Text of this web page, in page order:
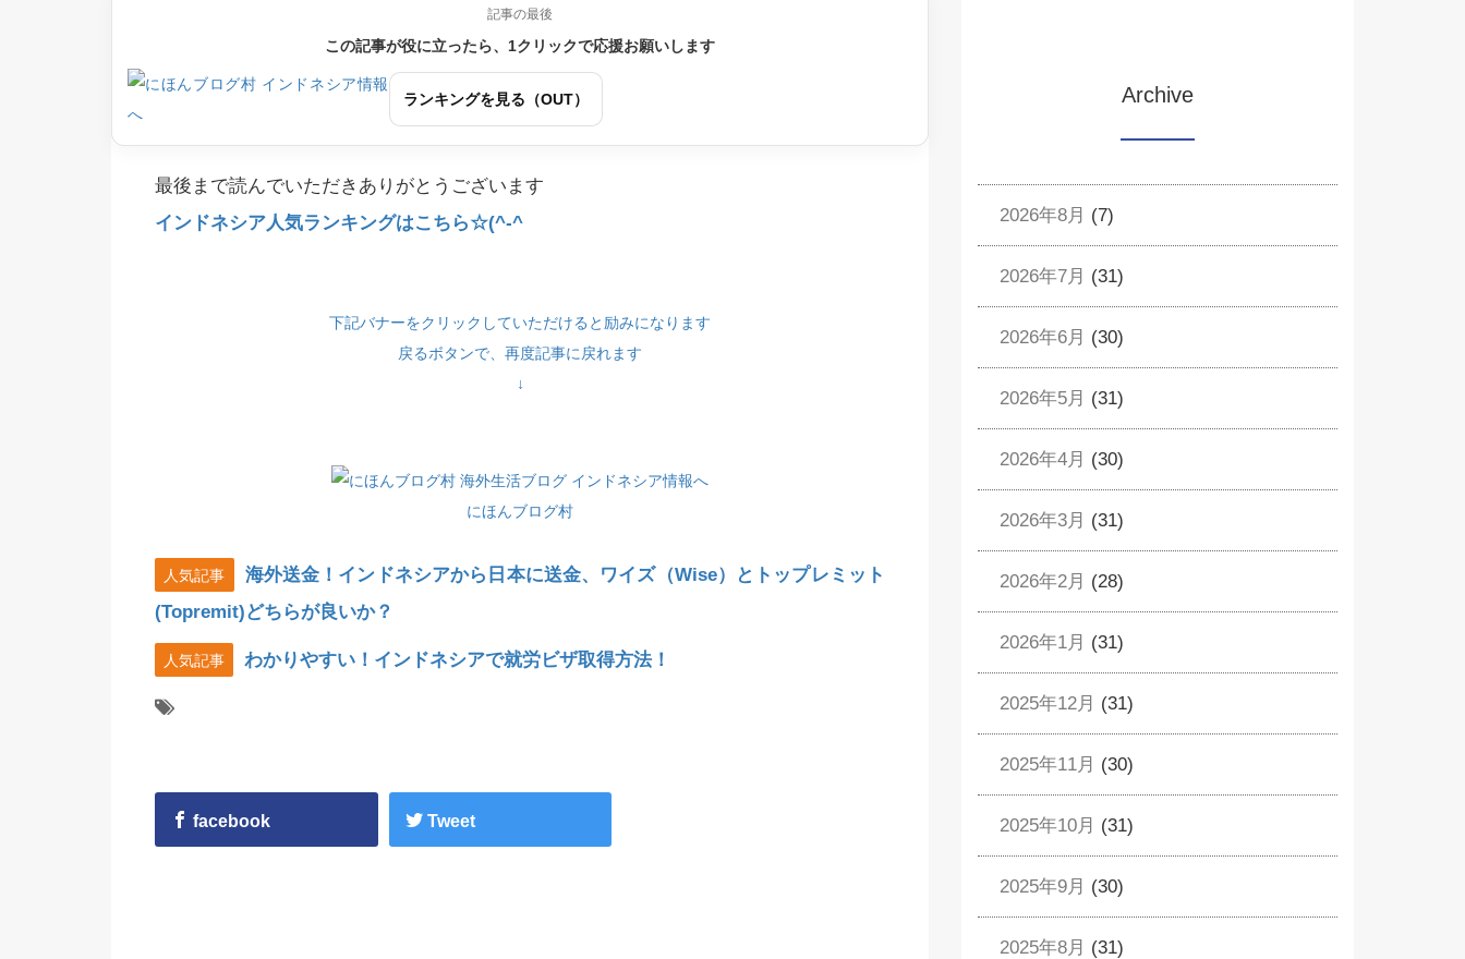
記事の最後
この記事が役に立ったら、1クリックで応援お願いします
ランキングを見る（OUT）
最後まで読んでいただきありがとうございます
インドネシア人気ランキングはこちら☆(^-^
下記バナーをクリックしていただけると励みになります
戻るボタンで、再度記事に戻れます
↓
にほんブログ村
人気記事
海外送金！インドネシアから日本に送金、ワイズ（Wise）とトップレミット
(Topremit)どちらが良いか？
人気記事 わかりやすい！インドネシアで就労ビザ取得方法！
facebook Tweet
Archive
2026年8月 (7)
2026年7月 (31)
2026年6月 (30)
2026年5月 (31)
2026年4月 (30)
2026年3月 (31)
2026年2月 (28)
2026年1月 (31)
2025年12月 (31)
2025年11月 (30)
2025年10月 (31)
2025年9月 (30)
2025年8月 (31)